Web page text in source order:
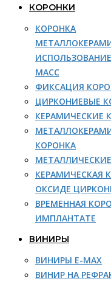
КОРОНКИ
КОРОНКА
МАСС
ФИКСАЦИЯ
ЦИРКОНИЕВЫЕ
КЕРАМИЧЕСКИЕ
КОРОНКА
КЕРАМИЧЕСКАЯ
ОКСИДЕ
ВРЕМЕННАЯ
ИМПЛАНТАТЕ
ВИНИРЫ
ВИНИРЫ E-MAX
ВИНИР НА